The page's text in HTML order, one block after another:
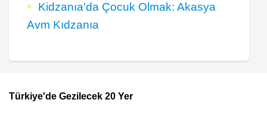
Kidzanıa'da Çocuk Olmak: Akasya
Avm Kıdzanıa
Türkiye'de Gezilecek 20 Yer